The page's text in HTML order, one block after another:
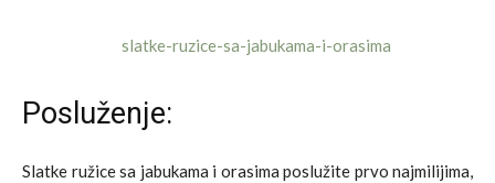
Posluženje:
Slatke ružice sa jabukama i orasima poslužite prvo najmilijima,